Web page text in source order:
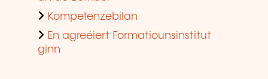
Kompetenzebilan
En agreéiert Formatiounsinstitut
ginn